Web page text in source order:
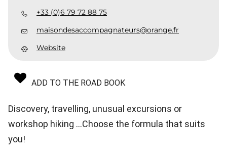
+33 (0)6 79 72 88 75
maisondesaccompagnateurs@orange.fr
Website
ADD TO THE ROAD BOOK
Discovery, travelling, unusual excursions or
workshop hiking ...Choose the formula that suits
you!